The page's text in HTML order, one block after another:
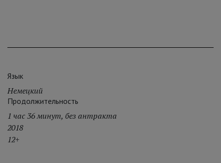
Язык
Немецкий
Продолжительность
1 час 36 минут, без антракта
2018
12+